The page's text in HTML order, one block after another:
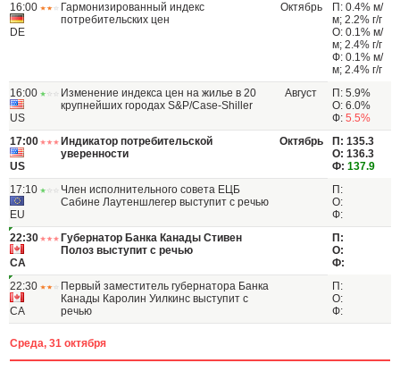
16:00
DE
Гармонизированный индекс
потребительских цен
Октябрь
П: 0.4% м/
м; 2.2% г/г
О: 0.1% м/
м; 2.4% г/г
Ф: 0.1% м/
м; 2.4% г/г
16:00
US
Изменение индекса цен на жилье в 20
крупнейших городах S&P/Case-Shiller
Август
П: 5.9%
О: 6.0%
Ф: 5.5%
17:00
US
Индикатор потребительской
уверенности
Октябрь
П: 135.3
О: 136.3
Ф: 137.9
17:10
EU
Член исполнительного совета ЕЦБ
Сабине Лаутеншлегер выступит с речью
П:
О:
Ф:
22:30
CA
Губернатор Банка Канады Стивен
Полоз выступит с речью
П:
О:
Ф:
22:30
CA
Первый заместитель губернатора Банка
Канады Каролин Уилкинс выступит с
речью
П:
О:
Ф:
Среда, 31 октября